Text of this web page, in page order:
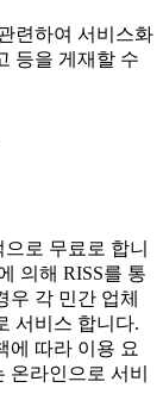
련하여 서비스화
등을 게재할 수
로 무료로 합니
의해 RISS를 통
우 각 민간 업체
서비스 합니다.
따라 이용 요
온라인으로 서비